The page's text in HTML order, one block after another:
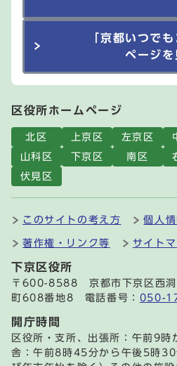
「京都いつで
ページを
区役所ホームページ
北区 上京区 左京区
山科区
下京区 南区
伏見区
このサイトの考え方 個人
著作権・リンク等 サイト
下京区役所
〒600-8588 京都市下京区西洞
町608番地8 電話番号： 050-
開庁時間
区役所・支所、出張所：午前9
舎：午前8時45分から午後5時